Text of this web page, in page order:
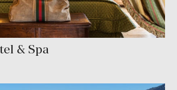
& Spa